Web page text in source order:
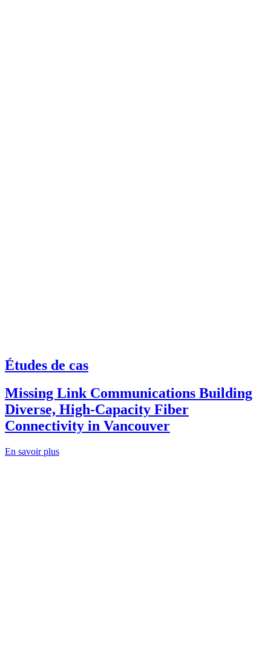
Études de cas
Missing Link Communications Building
Diverse, High-Capacity Fiber
Connectivity in Vancouver
En savoir plus